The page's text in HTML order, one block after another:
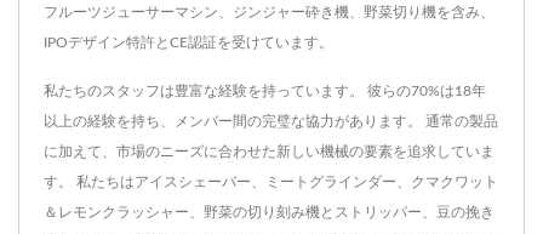
フルーツジューサーマシン、ジンジャー砕き機、野菜切り機を含み、
IPOデザイン特許とCE認証を受けています。
私たちのスタッフは豊富な経験を持っています。 彼らの70%は18年
以上の経験を持ち、メンバー間の完璧な協力があります。 通常の製品
に加えて、市場のニーズに合わせた新しい機械の要素を追求していま
す。 私たちはアイスシェーバー、ミートグラインダー、クマクワット
＆レモンクラッシャー、野菜の切り刻み機とストリッパー、豆の挽き